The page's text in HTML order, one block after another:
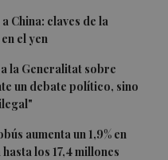
China: claves de la
el yen
la Generalitat sobre
un debate político, sino
aumenta un 1,9% en
los 17,4 millones